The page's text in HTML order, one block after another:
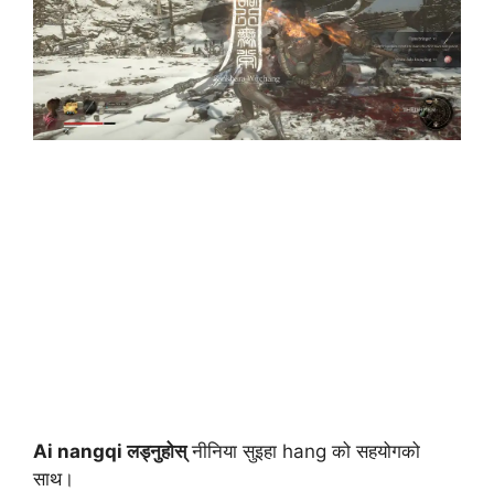
Ai nangqi लड्नुहोस्नीनिया सुइहा hang को सहयोगको
साथ।